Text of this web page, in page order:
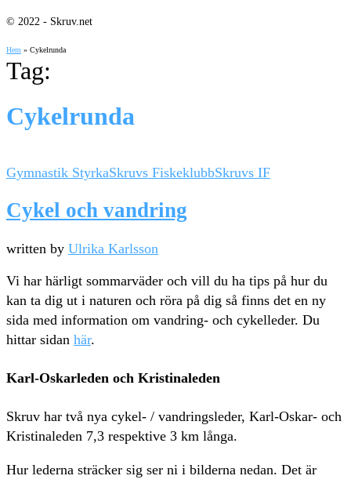
© 2022 - Skruv.net
Hem » Cykelrunda
Tag:
Cykelrunda
Gymnastik StyrkaSkruvs FiskeklubbSkruvs IF
Cykel och vandring
written by Ulrika Karlsson
Vi har härligt sommarväder och vill du ha tips på hur du
kan ta dig ut i naturen och röra på dig så finns det en ny
sida med information om vandring- och cykelleder. Du
hittar sidan här.
Karl-Oskarleden och Kristinaleden
Skruv har två nya cykel- / vandringsleder, Karl-Oskar- och
Kristinaleden 7,3 respektive 3 km långa.
Hur lederna sträcker sig ser ni i bilderna nedan. Det är